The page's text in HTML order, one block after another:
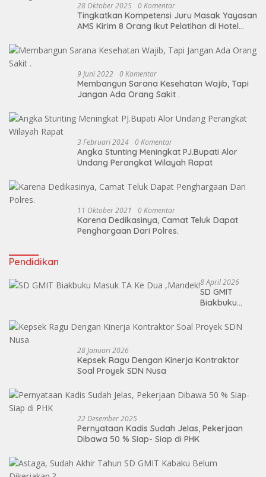
28 Oktober 2025 0 Komentar
Tingkatkan Kompetensi Juru Masak Yayasan
AMS Kirim 8 Orang Ikut Pelatihan di Hotel
9 Juni 2022 0 Komentar
Membangun Sarana Kesehatan Wajib, Tapi
Jangan Ada Orang Sakit .
3 Februari 2024 0 Komentar
Angka Stunting Meningkat PJ.Bupati Alor
Undang Perangkat Wilayah Rapat
11 Oktober 2021 0 Komentar
Karena Dedikasinya, Camat Teluk Dapat
Penghargaan Dari Polres.
Pendidikan
8 April 2026
SD GMIT
Biakbuku
Dua ,Mandek!
28 Januari 2026
Kepsek Ragu Dengan Kinerja Kontraktor
Soal Proyek SDN Nusa
22 Desember 2025
Pernyataan Kadis Sudah Jelas, Pekerjaan
Dibawa 50 % Siap- Siap di PHK